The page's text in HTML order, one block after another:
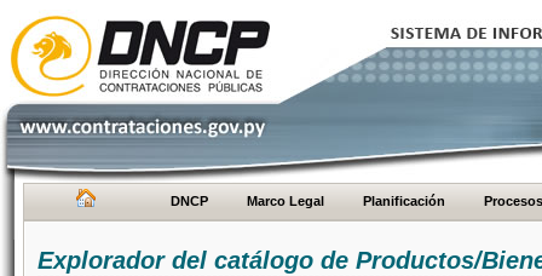
DNCP Marco Legal Planificación Procesos
Explorador del catálogo de Productos/